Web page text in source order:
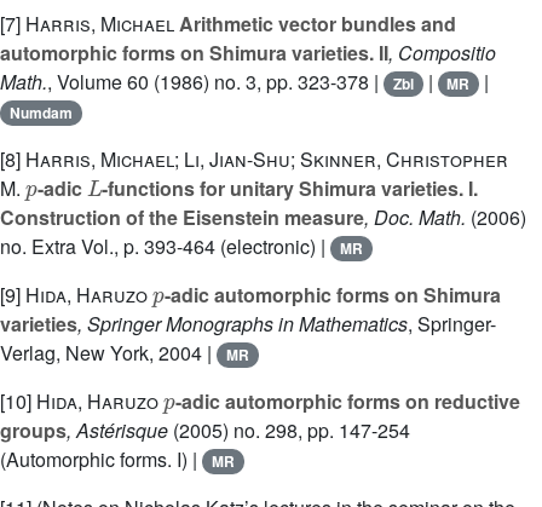
[7] Harris, MichaelArithmetic vector bundles and
automorphic forms on Shimura varieties. II, Compositio
Math., Volume 60 (1986) no. 3, pp. 323-378 | Zbl | MR |
Numdam
[8] Harris, Michael; Li, Jian-Shu; Skinner, Christopher
M.
p
-adic
L
-functions for unitary Shimura varieties. I.
Construction of the Eisenstein measure, Doc. Math. (2006)
no. Extra Vol., p. 393-464 (electronic) |
MR
[9] Hida, Haruzo -adic automorphic forms on Shimura
varieties, Springer Monographs in Mathematics, Springer-
Verlag, New York, 2004 |
MR
[10] Hida, Haruzo -adic automorphic forms on reductive
groups, Astérisque (2005) no. 298, pp. 147-254
(Automorphic forms. I) |
MR